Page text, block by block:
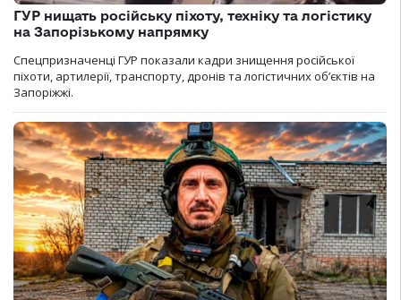
ГУР нищать російську піхоту, техніку та логістику
на Запорізькому напрямку
Спецпризначенці ГУР показали кадри знищення російської
піхоти, артилерії, транспорту, дронів та логістичних об’єктів на
Запоріжжі.